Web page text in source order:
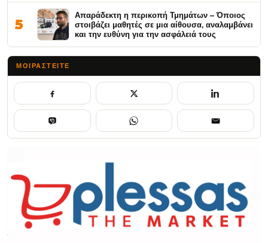
5
Απαράδεκτη η περικοπή Τμημάτων – Όποιος
στοιβάζει μαθητές σε μια αίθουσα, αναλαμβάνει
και την ευθύνη για την ασφάλειά τους
ΜΟΙΡΑΣΤΕΊΤΕ